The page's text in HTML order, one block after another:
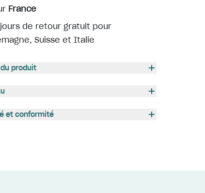
France
de retour gratuit pour
Suisse et Italie
produit
et conformité